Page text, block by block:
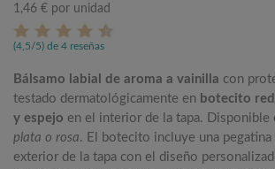
1,46 € por unidad
(4,5/5) de 4 reseñas
Bálsamo labial de aroma a vainilla con
testado dermatológicamente en botecito
y espejo en el interior de la tapa. Disponible
plata o rosa. El botecito incluye una pegatina
exterior de la tapa con el diseño